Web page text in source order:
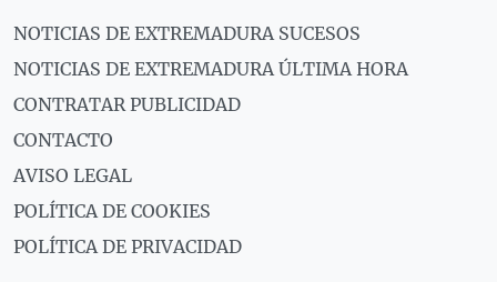
NOTICIAS DE EXTREMADURA SUCESOS
NOTICIAS DE EXTREMADURA ÚLTIMA HORA
CONTRATAR PUBLICIDAD
CONTACTO
AVISO LEGAL
POLÍTICA DE COOKIES
POLÍTICA DE PRIVACIDAD